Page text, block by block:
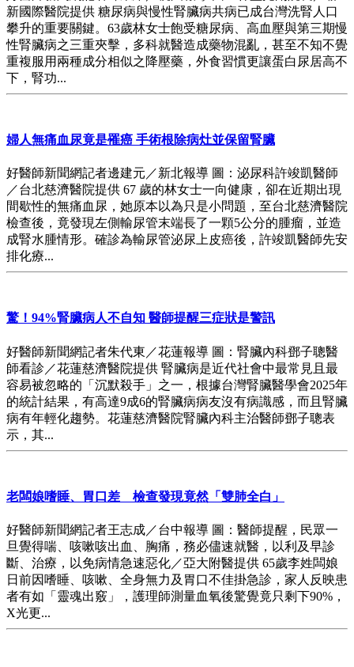
新國際醫院提供 糖尿病與慢性腎臟病共病已成台灣洗腎人口
攀升的重要關鍵。63歲林女士飽受糖尿病、高血壓與第三期慢
性腎臟病之三重夾擊，多科就醫造成藥物混亂，甚至不知不覺
重複服用兩種成分相似之降壓藥，外食習慣更讓蛋白尿居高不
下，腎功...
婦人無痛血尿竟是罹癌 手術根除病灶並保留腎臟
好醫師新聞網記者邊建元／新北報導 圖：泌尿科許竣凱醫師
／台北慈濟醫院提供 67 歲的林女士一向健康，卻在近期出現
間歇性的無痛血尿，她原本以為只是小問題，至台北慈濟醫院
檢查後，竟發現左側輸尿管末端長了一顆5公分的腫瘤，並造
成腎水腫情形。確診為輸尿管泌尿上皮癌後，許竣凱醫師先安
排化療...
驚！94%腎臟病人不自知 醫師提醒三症狀是警訊
好醫師新聞網記者朱代東／花蓮報導 圖：腎臟內科鄧子聰醫
師看診／花蓮慈濟醫院提供 腎臟病是近代社會中最常見且最
容易被忽略的「沉默殺手」之一，根據台灣腎臟醫學會2025年
的統計結果，有高達9成6的腎臟病病友沒有病識感，而且腎臟
病有年輕化趨勢。花蓮慈濟醫院腎臟內科主治醫師鄧子聰表
示，其...
老闆娘嗜睡、胃口差 檢查發現竟然「雙肺全白」
好醫師新聞網記者王志成／台中報導 圖：醫師提醒，民眾一
旦覺得喘、咳嗽咳出血、胸痛，務必儘速就醫，以利及早診
斷、治療，以免病情急速惡化／亞大附醫提供 65歲李姓闆娘
日前因嗜睡、咳嗽、全身無力及胃口不佳掛急診，家人反映患
者有如「靈魂出竅」，護理師測量血氧後驚覺竟只剩下90%，
X光更...